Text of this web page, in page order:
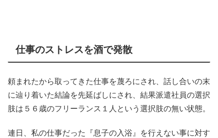
仕事のストレスを酒で発散
頼まれたから取ってきた仕事を蔑ろにされ、話し合いの末
に辿り着いた結論を先延ばしにされ、結果派遣社員の選択
肢は５６歳のフリーランス１人という選択肢の無い状態。
連日、私の仕事だった『息子の入浴』を行えない事に対す